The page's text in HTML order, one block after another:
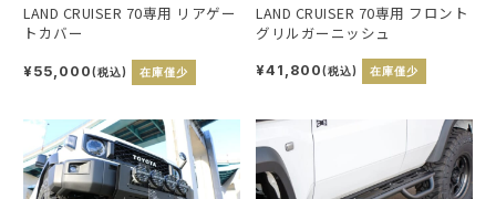
LAND CRUISER 70専用 リアゲー
トカバー
¥55,000(税込) 在庫僅少
LAND CRUISER 70専用 フロント
グリルガーニッシュ
¥41,800(税込) 在庫僅少